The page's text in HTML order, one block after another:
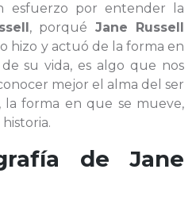
esfuerzo por entender la
, porqué Jane Russell
hizo y actuó de la forma en
su vida, es algo que nos
mejor el alma del ser
forma en que se mueve,
de Jane